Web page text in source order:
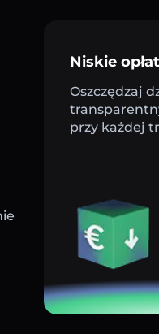
Niskie
Oszczędzaj
przy każdej